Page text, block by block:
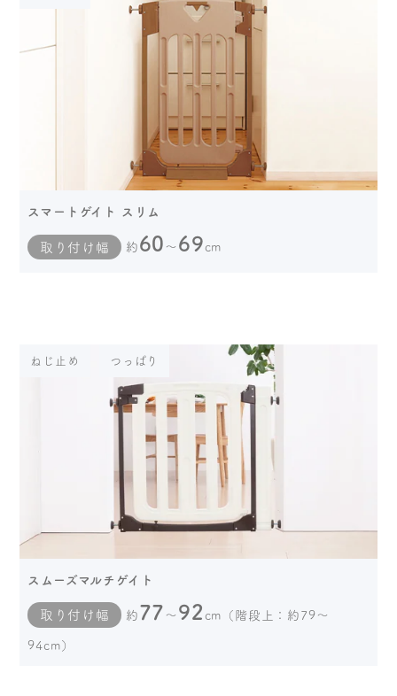
スマートゲイト スリム
取り付け幅 約 60 ～ 69cm
ねじ止め つっぱり
スムーズマルチゲイト
取り付け幅 約 77 ～ 92 cm（階段上：約79～
94cm）